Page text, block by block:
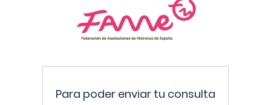
Para poder enviar tu consulta